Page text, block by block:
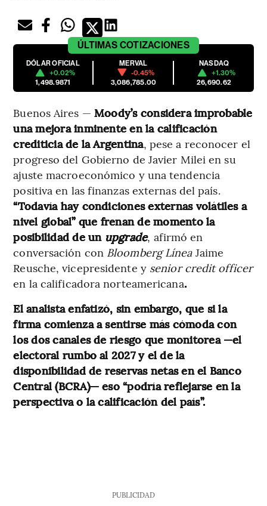
ÚLTIMAS COTIZACIONES
DÓLAR OFICIAL
+0.02%
1,498.9871
MERVAL
-0.45%
3,086,785.00
NASDAQ
+1.30%
26,690.62
Buenos Aires — Moody’s considera improbable
una mejora inminente en la calificación
crediticia de la Argentina, pese a reconocer el
progreso del Gobierno de Javier Milei en su
ajuste macroeconómico y una tendencia
positiva en las finanzas externas del país.
“Todavía hay condiciones externas volátiles a
nivel global” que frenan de momento la
posibilidad de un upgrade, afirmó en
conversación con Bloomberg LíneaJaime
Reusche, vicepresidente y senior credit officer
en la calificadora norteamericana.
El analista enfatizó, sin embargo, que si la
firma comienza a sentirse más cómoda con
los dos canales de riesgo que monitorea —el
electoral rumbo al 2027 y el de la
disponibilidad de reservas netas en el Banco
Central (BCRA)— eso “podría reflejarse en la
perspectiva o la calificación del país”.
PUBLICIDAD